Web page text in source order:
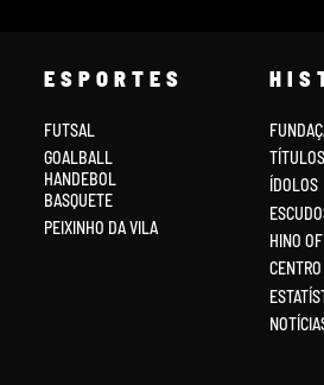
ESPORTES
FUTSAL
GOALBALL
HANDEBOL
BASQUETE
PEIXINHO DA VILA
TÍTULOS
ÍDOLOS
HINO